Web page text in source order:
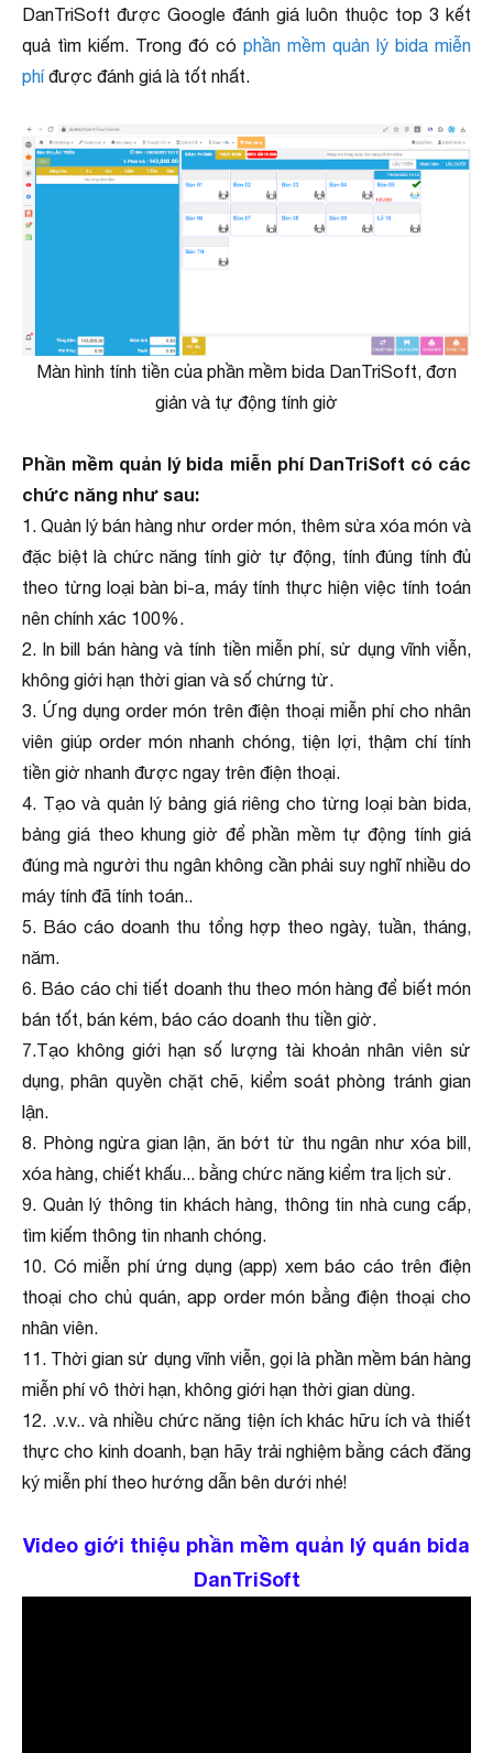
DanTriSoft được Google đánh giá luôn thuộc top 3 kết
quả tìm kiếm. Trong đó có phần mềm quản lý bida miễn
phíđược đánh giá là tốt nhất.
Màn hình tính tiền của phần mềm bida DanTriSoft, đơn
giản và tự động tính giờ
Phần mềm quản lý bida miễn phí DanTriSoft có các
chức năng như sau:
1. Quản lý bán hàng như order món, thêm sửa xóa món và
đặc biệt là chức năng tính giờ tự động, tính đúng tính đủ
theo từng loại bàn bi-a, máy tính thực hiện việc tính toán
nên chính xác 100%.
2. In bill bán hàng và tính tiền miễn phí, sử dụng vĩnh viễn,
không giới hạn thời gian và số chứng từ.
3. Ứng dụng order món trên điện thoại miễn phí cho nhân
viên giúp order món nhanh chóng, tiện lợi, thậm chí tính
tiền giờ nhanh được ngay trên điện thoại.
4. Tạo và quản lý bảng giá riêng cho từng loại bàn bida,
bảng giá theo khung giờ để phần mềm tự động tính giá
đúng mà người thu ngân không cần phải suy nghĩ nhiều do
máy tính đã tính toán..
5. Báo cáo doanh thu tổng hợp theo ngày, tuần, tháng,
năm.
6. Báo cáo chi tiết doanh thu theo món hàng để biết món
bán tốt, bán kém, báo cáo doanh thu tiền giờ.
7.Tạo không giới hạn số lượng tài khoản nhân viên sử
dụng, phân quyền chặt chẽ, kiểm soát phòng tránh gian
lận.
8. Phòng ngừa gian lận, ăn bớt từ thu ngân như xóa bill,
xóa hàng, chiết khấu... bằng chức năng kiểm tra lịch sử.
9. Quản lý thông tin khách hàng, thông tin nhà cung cấp,
tìm kiếm thông tin nhanh chóng.
10. Có miễn phí ứng dụng (app) xem báo cáo trên điện
thoại cho chủ quán, app order món bằng điện thoại cho
nhân viên.
11. Thời gian sử dụng vĩnh viễn, gọi là phần mềm bán hàng
miễn phí vô thời hạn, không giới hạn thời gian dùng.
12. .v.v.. và nhiều chức năng tiện ích khác hữu ích và thiết
thực cho kinh doanh, bạn hãy trải nghiệm bằng cách đăng
ký miễn phí theo hướng dẫn bên dưới nhé!
Video giới thiệu phần mềm quản lý quán bida
DanTriSoft